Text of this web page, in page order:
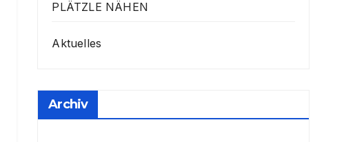
PLÄTZLE NÄHEN
Aktuelles
Archiv